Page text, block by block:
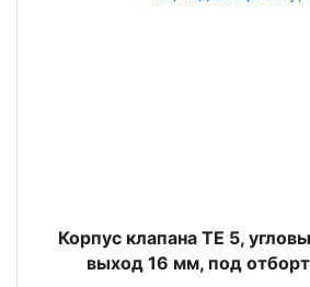
Корпус клапана TE 5,
выход 16 мм, под